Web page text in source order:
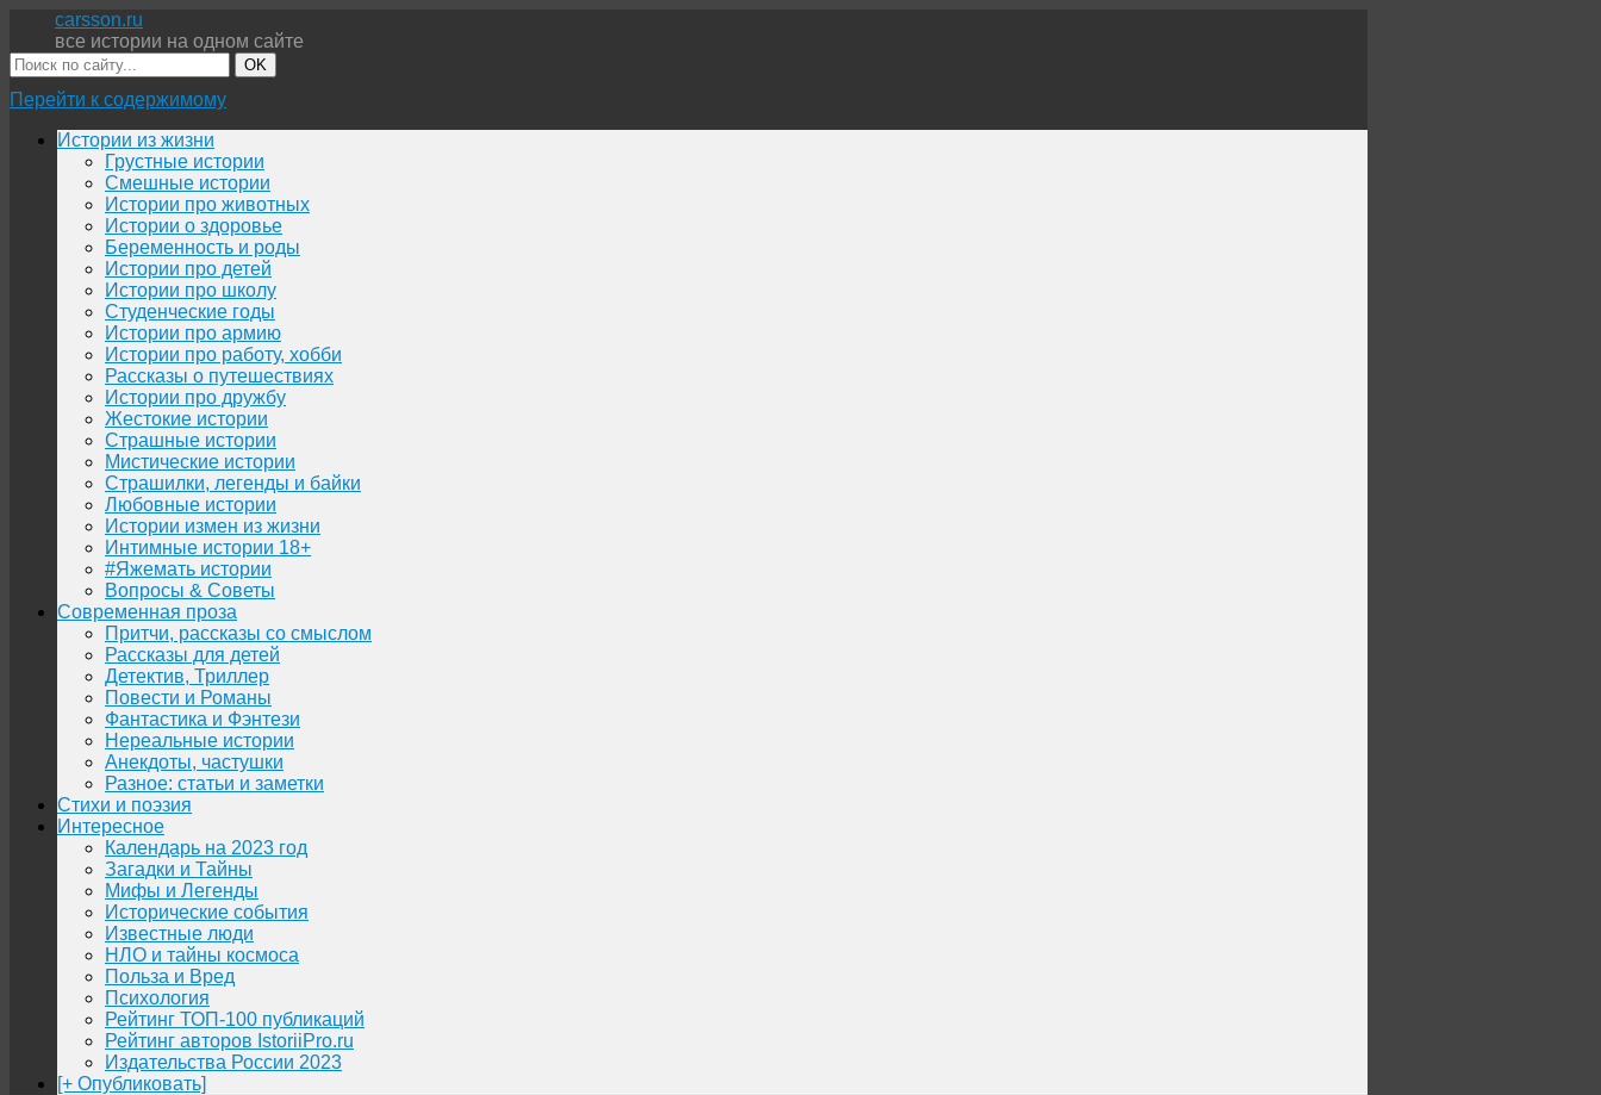
carsson.ru
все истории на одном сайте
OK
Перейти к содержимому
Истории из жизни
Грустные истории
Смешные истории
Истории про животных
Истории о здоровье
Беременность и роды
Истории про детей
Истории про школу
Студенческие годы
Истории про армию
Истории про работу, хобби
Рассказы о путешествиях
Истории про дружбу
Жестокие истории
Страшные истории
Мистические истории
Страшилки, легенды и байки
Любовные истории
Истории измен из жизни
Интимные истории 18+
#Яжемать истории
Вопросы & Советы
Современная проза
Притчи, рассказы со смыслом
Рассказы для детей
Детектив, Триллер
Повести и Романы
Фантастика и Фэнтези
Нереальные истории
Анекдоты, частушки
Разное: статьи и заметки
Стихи и поэзия
Интересное
Календарь на 2023 год
Загадки и Тайны
Мифы и Легенды
Исторические события
Известные люди
НЛО и тайны космоса
Польза и Вред
Психология
Рейтинг ТОП-100 публикаций
Рейтинг авторов IstoriiPro.ru
Издательства России 2023
[+ Опубликовать]